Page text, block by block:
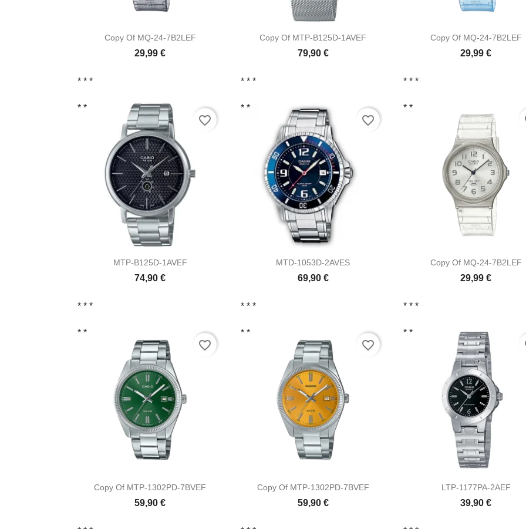
Vista ràpida
Copy Of MQ-24-7B2LEF
29,99 €
* * *
Vista ràpida
Copy Of MTP-B125D-1AVEF
79,90 €
* * *
Vista ràpida
Copy Of MQ-24-7B2LEF
29,99 €
* * *
 Vista ràpida
MTP-B125D-1AVEF
74,90 €
* *
* *
*
favorite_border
Vista ràpida
MTD-1053D-2AVES
69,90 €
* *
* *
*
favorite_border
Vista ràpida
Copy Of MQ-24-7B2LEF
29,99 €
* *
* *
*
Vista ràpida
Copy Of MTP-1302PD-7BVEF
59,90 €
* *
favorite_border
Vista ràpida
Copy Of MTP-1302PD-7BVEF
59,90 €
* *
favorite_border
 Vista ràpida
LTP-1177PA-2AEF
39,90 €
* *